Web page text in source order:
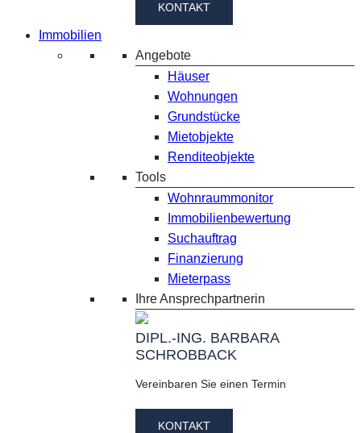
KONTAKT
Immobilien
Angebote
Häuser
Wohnungen
Grundstücke
Mietobjekte
Renditeobjekte
Tools
Wohnraummonitor
Immobilienbewertung
Suchauftrag
Finanzierung
Mieterpass
Ihre Ansprechpartnerin
DIPL.-ING. BARBARA
SCHROBBACK
Vereinbaren Sie einen Termin
KONTAKT